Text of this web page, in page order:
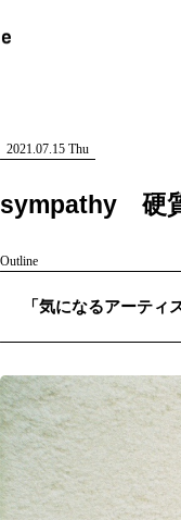
#ロック #男性
化メディア
2021.07.15 Thu
sympathy 硬
Outline
「気になるアーテ